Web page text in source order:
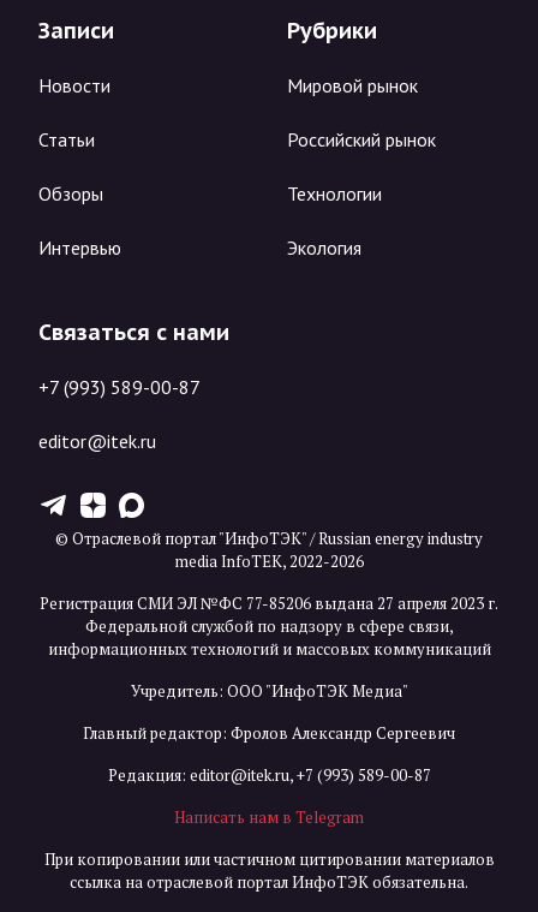
Записи
Новости
Статьи
Обзоры
Интервью
Рубрики
Мировой рынок
Российский рынок
Технологии
Экология
Связаться с нами
+7 (993) 589-00-87
editor@itek.ru
T Z X
© Отраслевой портал "ИнфоТЭК" / Russian energy industry
media InfoTEK, 2022-2026
Регистрация СМИ ЭЛ №ФС 77-85206 выдана 27 апреля 2023 г.
Федеральной службой по надзору в сфере связи,
информационных технологий и массовых коммуникаций
Учредитель: ООО "ИнфоТЭК Медиа"
Главный редактор: Фролов Александр Сергеевич
Редакция: editor@itek.ru,+7 (993) 589-00-87
Написать нам в Telegram
При копировании или частичном цитировании материалов
ссылка на отраслевой портал ИнфоТЭК обязательна.